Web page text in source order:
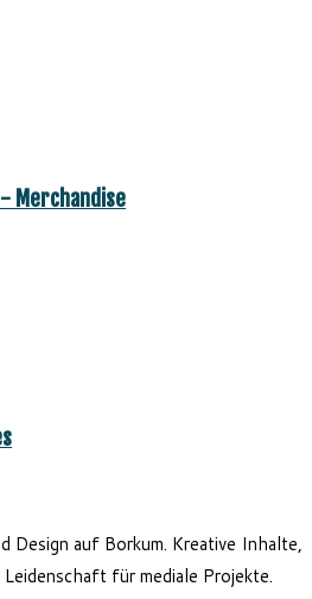
Merchandise
Design auf Borkum. Kreative Inhalte,
für mediale Projekte.